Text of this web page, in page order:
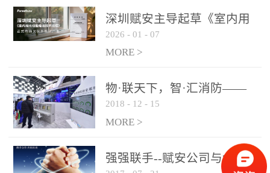
传统的火灾关测器无法被
及时缺发，不能及早发现
和有效扑救火火，这不仅
力和闲难，同时也将造成
巨大的经济损失和社会影
响，基至还会造成人员伤
亡。图像型火灾探测器正
是针对这种高大空间建筑
物的消防设施、设备通过
深圳赋安主导起草《室内用
光动能电池技术规程》 正式
布局光伏新能源产业
2026 - 01 - 07
MORE >
物·联天下，智·汇消防——
赋安F&S 2018上海消防展圆
满落幕
2018 - 12 - 15
MORE >
强强联手--赋安公司与金科